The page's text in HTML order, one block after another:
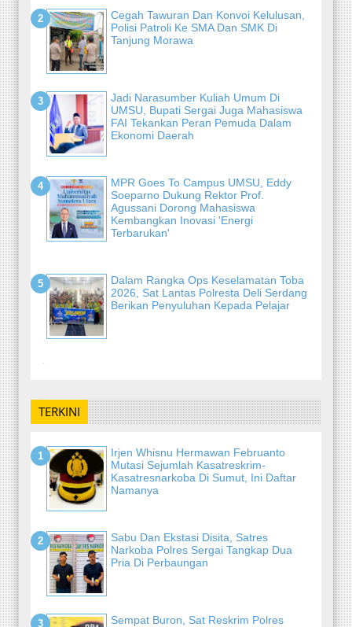
Cegah Tawuran Dan Konvoi Kelulusan,
Polisi Patroli Ke SMA Dan SMK Di
Tanjung Morawa
Jadi Narasumber Kuliah Umum Di
UMSU, Bupati Sergai Juga Mahasiswa
FAI Tekankan Peran Pemuda Dalam
Ekonomi Daerah
MPR Goes To Campus UMSU, Eddy
Soeparno Dukung Rektor Prof.
Agussani Dorong Mahasiswa
Kembangkan Inovasi 'Energi
Terbarukan'
Dalam Rangka Ops Keselamatan Toba
2026, Sat Lantas Polresta Deli Serdang
Berikan Penyuluhan Kepada Pelajar
-
TERKINI
Irjen Whisnu Hermawan Februanto
Mutasi Sejumlah Kasatreskrim-
Kasatresnarkoba Di Sumut, Ini Daftar
Namanya
Sabu Dan Ekstasi Disita, Satres
Narkoba Polres Sergai Tangkap Dua
Pria Di Perbaungan
Sempat Buron, Sat Reskrim Polres